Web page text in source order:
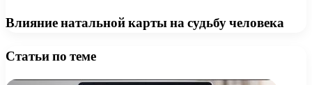
Влияние натальной карты на судьбу человека
Статьи по теме